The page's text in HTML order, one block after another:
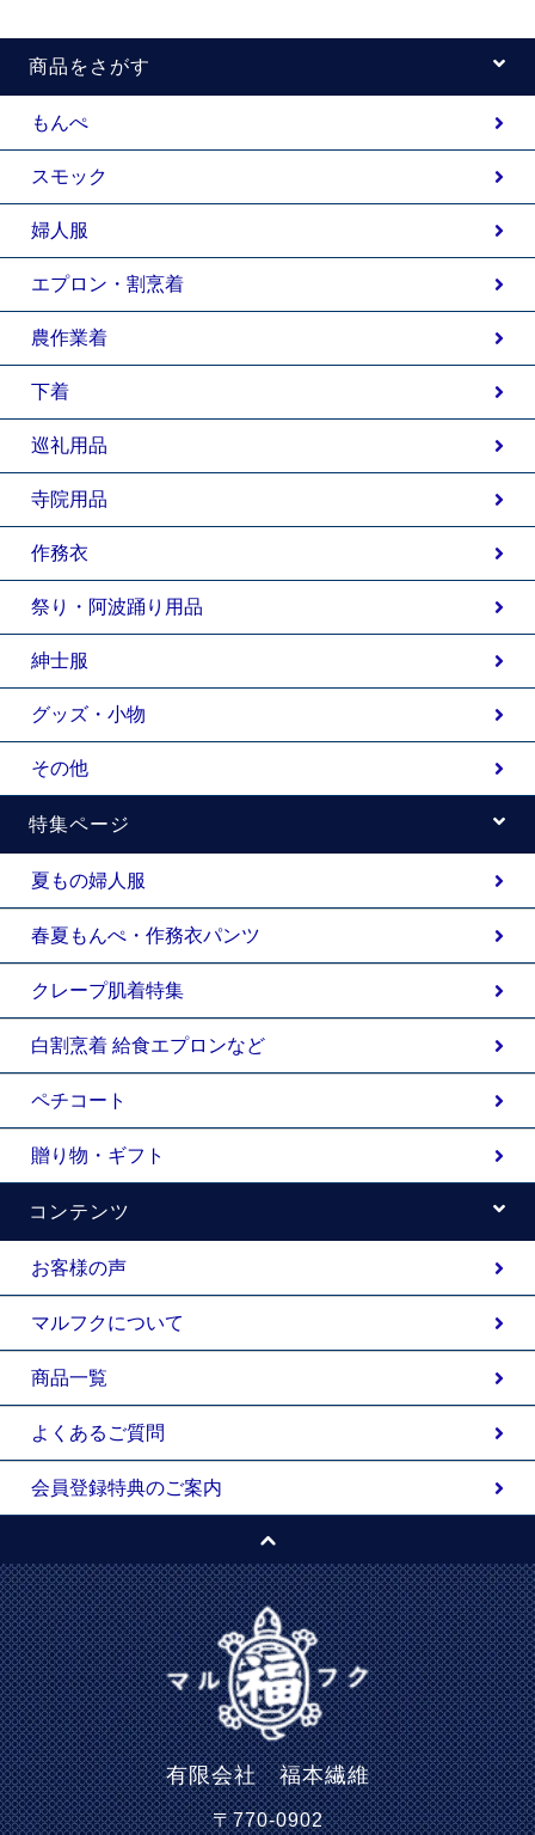
商品をさがす
もんぺ
スモック
婦人服
エプロン・割烹着
農作業着
下着
巡礼用品
寺院用品
作務衣
祭り・阿波踊り用品
紳士服
グッズ・小物
その他
特集ページ
夏もの婦人服
春夏もんぺ・作務衣パンツ
クレープ肌着特集
白割烹着 給食エプロンなど
ペチコート
贈り物・ギフト
コンテンツ
お客様の声
マルフクについて
商品一覧
よくあるご質問
会員登録特典のご案内
有限会社 福本繊維
〒770-0902